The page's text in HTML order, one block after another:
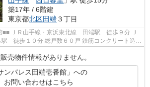
築17年 / 6階建
東京都北区田端３丁目
９分 Ｊ
０戸 鉄筋コンクリート造６
売物件情報がありません。
ンパレス田端壱番館」への
お問い合わせはこちら